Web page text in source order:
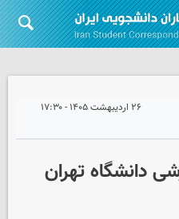
۲۶ اردیبهشت ۱۴۰۵ - ۱۷:۳۰
دانشگاه تهران